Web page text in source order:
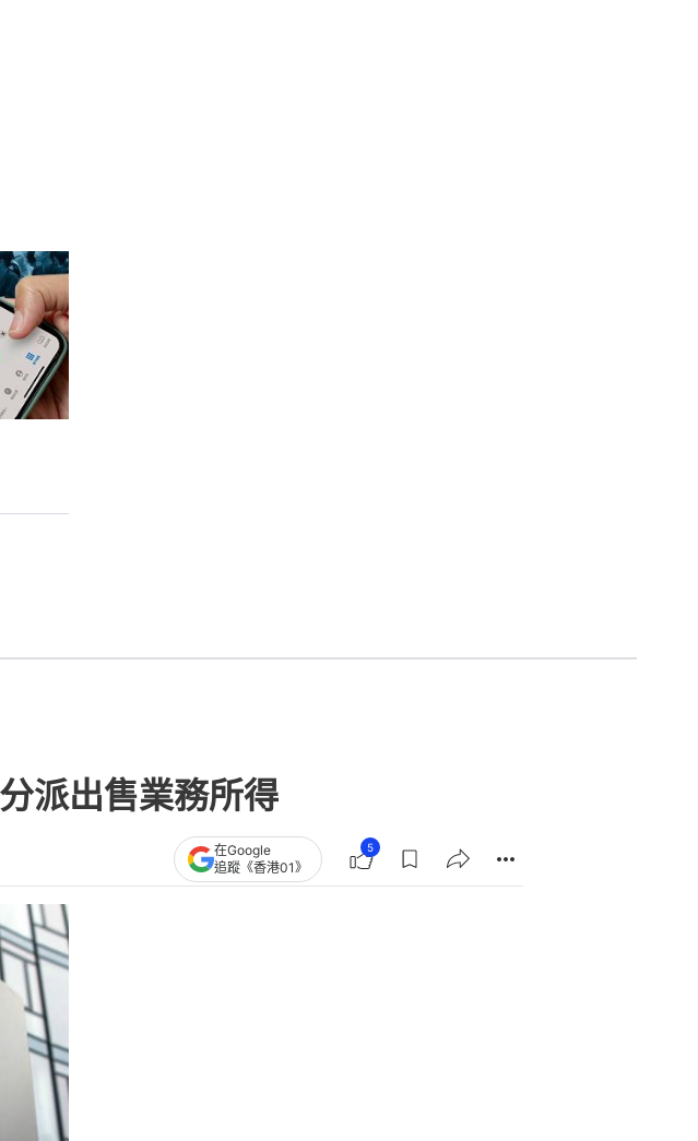
派出售業務所得
在Google
追蹤《香港01》
5